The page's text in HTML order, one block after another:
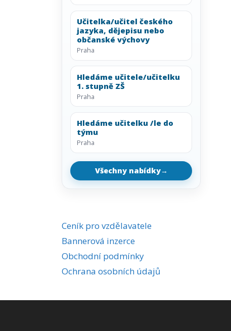
Učitelka/učitel českého
jazyka, dějepisu nebo
občanské výchovy
Praha
Hledáme učitele/učitelku
1. stupně ZŠ
Praha
Hledáme učitelku /le do
týmu
Praha
Všechny nabídky→
Ceník pro vzdělavatele
Bannerová inzerce
Obchodní podmínky
Ochrana osobních údajů